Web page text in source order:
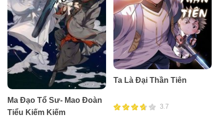
Ma Đạo Tổ Sư- Mao Đoàn
Tiểu Kiếm Kiếm
Ta Là Đại Thần Tiên
3.7